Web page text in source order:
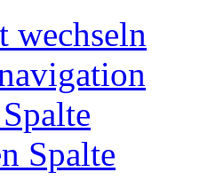
wechseln
Spalte